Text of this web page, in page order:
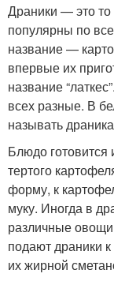
Драники — это
популярны по
название —
впервые их
название
всех разные. В
называть
Блюдо готовится
тертого
форму, к
муку. Иногда в
различные
подают драники
их жирной